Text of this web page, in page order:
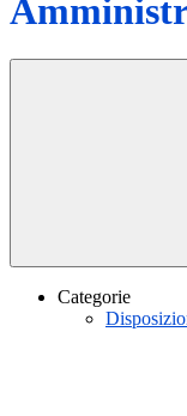
Categorie